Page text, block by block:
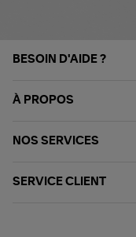
BESOIN D'AIDE ?
À PROPOS
NOS SERVICES
SERVICE CLIENT